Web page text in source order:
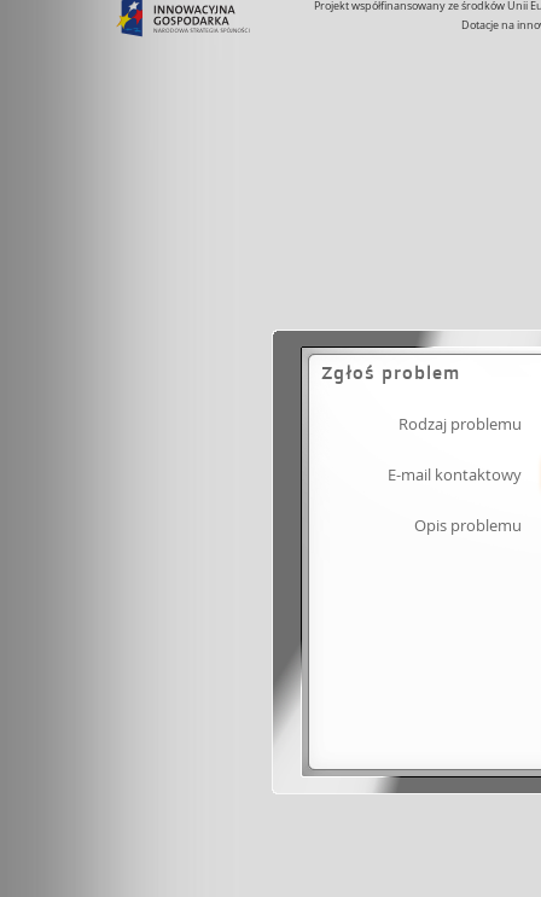
Projekt współfinansowany ze środków Unii
Dotacje na
Zgłoś problem
Rodzaj problemu
E-mail kontaktowy
Opis problemu